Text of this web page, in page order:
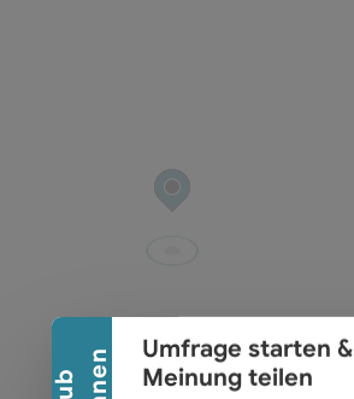
Banner einklappen
Umfrage starten &
Meinung teilen